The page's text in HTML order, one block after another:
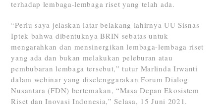
terhadap lembaga-lembaga riset yang telah ada.
“Perlu saya jelaskan latar belakang lahirnya UU Sisnas
Iptek bahwa dibentuknya BRIN sebatas untuk
mengarahkan dan mensinergikan lembaga-lembaga riset
yang ada dan bukan melakukan peleburan atau
pembubaran lembaga tersebut,” tutur Marlinda Irwanti
dalam webinar yang diselenggarakan Forum Dialog
Nusantara (FDN) bertemakan, “Masa Depan Ekosistem
Riset dan Inovasi Indonesia,” Selasa, 15 Juni 2021.